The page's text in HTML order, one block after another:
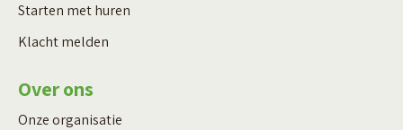
Starten met huren
Klacht melden
Over ons
Onze organisatie